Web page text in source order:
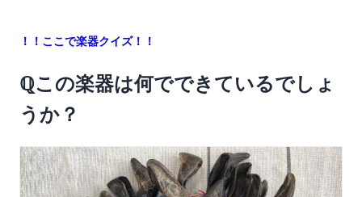
！！ここで楽器クイズ！！
ℚこの楽器は何でできているでしょ
うか？